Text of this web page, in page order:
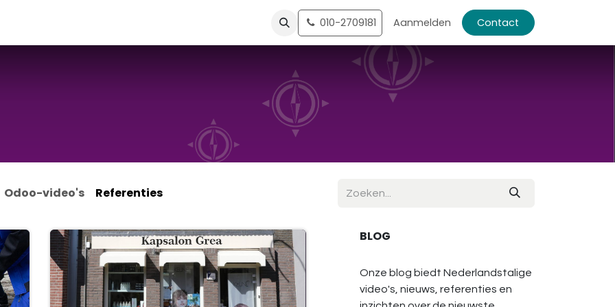
Shop 010-2709181 Aanmelden Contact
Odoo-video's Referenties
BLOG
Onze blog biedt Nederlandstalige
video's, nieuws, referenties en